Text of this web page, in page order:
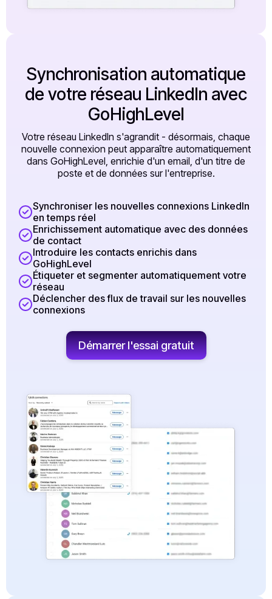
Synchronisation automatique
de votre réseau LinkedIn avec
GoHighLevel
Votre réseau LinkedIn s'agrandit - désormais, chaque
nouvelle connexion peut apparaître automatiquement
dans GoHighLevel, enrichie d'un email, d'un titre de
poste et de données sur l'entreprise.
Synchroniser les nouvelles connexions LinkedIn
en temps réel
Enrichissement automatique avec des données
de contact
Introduire les contacts enrichis dans
GoHighLevel
Étiqueter et segmenter automatiquement votre
réseau
Déclencher des flux de travail sur les nouvelles
connexions
Démarrer l'essai gratuit